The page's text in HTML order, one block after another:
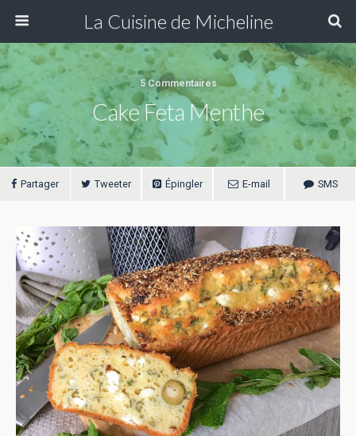
La Cuisine de Micheline
5 Commentaires
Cake Feta Menthe
Partager Tweeter Épingler E-mail SMS